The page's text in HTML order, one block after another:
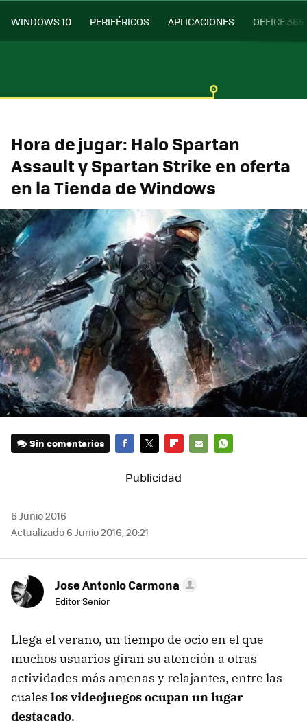
WINDOWS 10 PERIFÉRICOS APLICACIONES OFFICE 365
Hora de jugar: Halo Spartan
Assault y Spartan Strike en oferta
en la Tienda de Windows
Sin comentarios
6 Junio 2016
Actualizado 6 Junio 2016, 20:21
Jose Antonio Carmona
Editor Senior
Llega el verano, un tiempo de ocio en el que
muchos usuarios giran su atención a otras
actividades más amenas y relajantes, entre las
cuales los videojuegos ocupan un lugar
destacado.